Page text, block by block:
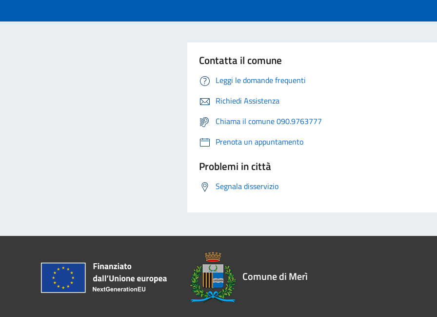
Contatta il comune
Leggi le domande frequenti
Richiedi Assistenza
Chiama il comune 090.9763777
Prenota un appuntamento
Problemi in città
Segnala disservizio
Comune di Merì